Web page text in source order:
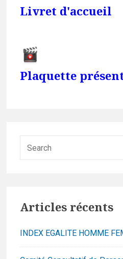
Livret d'accueil
Plaquette
Articles récents
INDEX EGALITE HOMME